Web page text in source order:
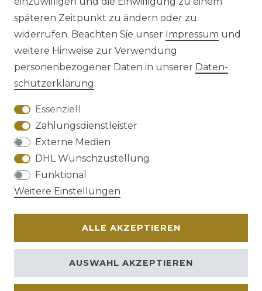
Impressum Daten­schutz­erklärung
AGB Barrierefreiheitserklärung
Widerrufs­recht
späteren Zeitpunkt zu ändern oder zu
widerrufen. Beachten Sie unser Impressum und
weitere Hinweise zur Verwendung
personenbezogener Daten in unserer Daten­
schutz­erklärung.
Essenziell
Zahlungsdienstleister
Externe Medien
DHL Wunschzustellung
Funktional
Weitere Einstellungen
ALLE AKZEPTIEREN
AUSWAHL AKZEPTIEREN